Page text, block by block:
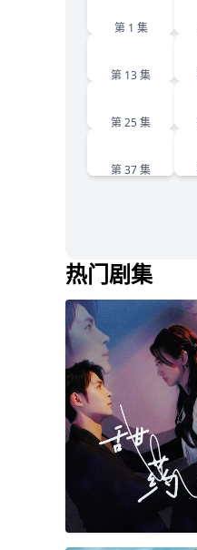
第 1 集
第 13 集
第 25 集
第 37 集
热门剧集